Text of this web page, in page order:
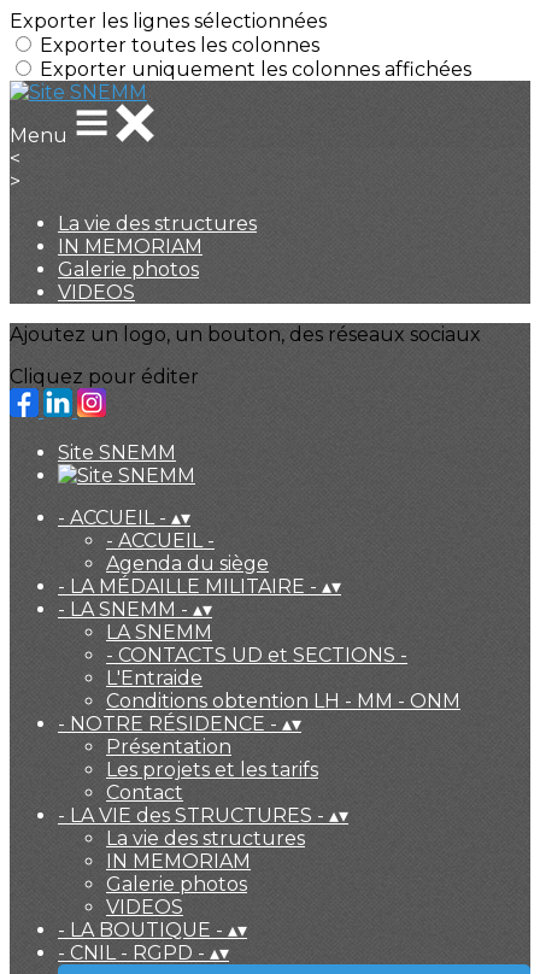
Exporter les lignes sélectionnées
Exporter toutes les colonnes
Exporter uniquement les colonnes affichées
Menu
<
>
La vie des structures
IN MEMORIAM
Galerie photos
VIDEOS
Ajoutez un logo, un bouton, des réseaux sociaux
Cliquez pour éditer
Site SNEMM
- ACCUEIL - ▴▾
- ACCUEIL -
Agenda du siège
- LA MÉDAILLE MILITAIRE - ▴▾
- LA SNEMM - ▴▾
LA SNEMM
- CONTACTS UD et SECTIONS -
L'Entraide
Conditions obtention LH - MM - ONM
- NOTRE RÉSIDENCE - ▴▾
Présentation
Les projets et les tarifs
Contact
- LA VIE des STRUCTURES - ▴▾
La vie des structures
IN MEMORIAM
Galerie photos
VIDEOS
- LA BOUTIQUE - ▴▾
- CNIL - RGPD - ▴▾